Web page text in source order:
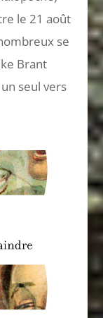
le 21 août
se
Brant
seul vers